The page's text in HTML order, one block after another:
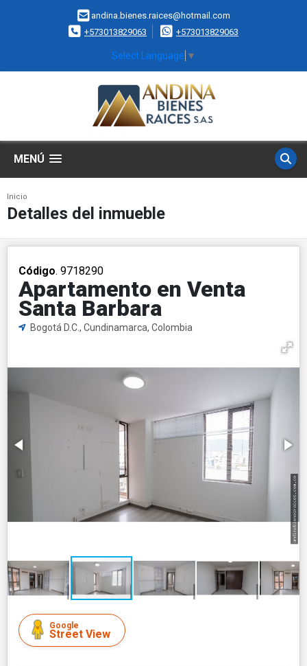
andina.bienes.raices@hotmail.com
+573013829063
+573013829063
Select Language ▼
MENÚ
Inicio
Detalles del inmueble
Código. 9718290
Apartamento en Venta
Santa Barbara
Bogotá D.C., Cundinamarca, Colombia
Google
Street View